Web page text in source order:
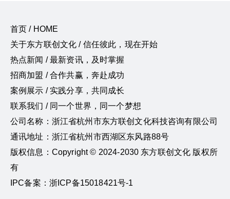
首页 / HOME
关于东方联创文化 / 信任彼此，现在开始
热点新闻 / 最新资讯，及时掌握
招商加盟 / 合作共赢，奔赴成功
案例展示 / 实践分享，共同成长
联系我们 / 同一个世界，同一个梦想
公司名称：浙江省杭州市东方联创文化科技咨询有限公司
通讯地址：浙江省杭州市西湖区东风路88号
版权信息：Copyright © 2024-2030 东方联创文化 版权所
有
IPC备案：浙ICP备15018421号-1